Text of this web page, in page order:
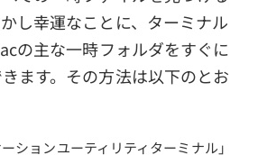
し幸運なことに、ターミナル
の主な一時フォルダをすぐに
ます。その方法は以下のとお
ションユーティリティターミナル」